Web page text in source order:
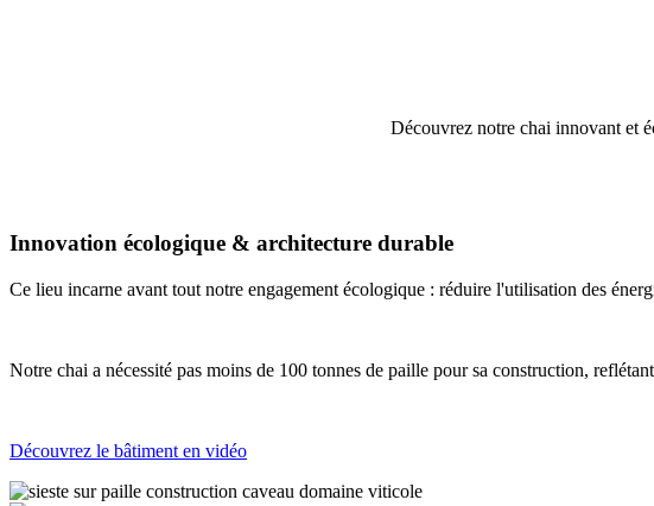
Découvrez notre chai innovant et
Innovation écologique & architecture durable
Ce lieu incarne avant tout notre engagement écologique : réduire l'utilisation des
Notre chai a nécessité pas moins de 100 tonnes de paille pour sa construction,
Découvrez le bâtiment en vidéo